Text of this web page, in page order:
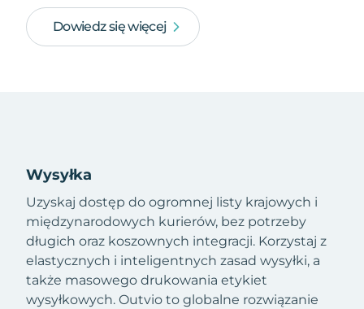
Dowiedz się więcej
Wysyłka
Uzyskaj dostęp do ogromnej listy krajowych i
międzynarodowych kurierów, bez potrzeby
długich oraz koszownych integracji. Korzystaj z
elastycznych i inteligentnych zasad wysyłki, a
także masowego drukowania etykiet
wysyłkowych. Outvio to globalne rozwiązanie